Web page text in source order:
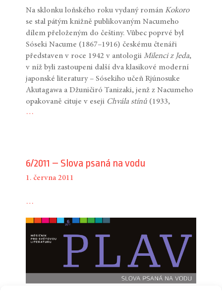
Na sklonku loňského roku vydaný román Kokoro
se stal pátým knižně publikovaným Nacumeho
dílem přeloženým do češtiny. Vůbec poprvé byl
Sóseki Nacume (1867–1916) českému čtenáři
představen v roce 1942 v antologiiMilenci z Jeda,
v níž byli zastoupeni další dva klasikové moderní
japonské literatury – Sósekiho učeň Rjúnosuke
Akutagawa a Džuničiró Tanizaki, jenž z Nacumeho
opakovaně cituje v eseji Chvála stínů (1933,
…
6/2011 – Slova psaná na vodu
1. června 2011
…